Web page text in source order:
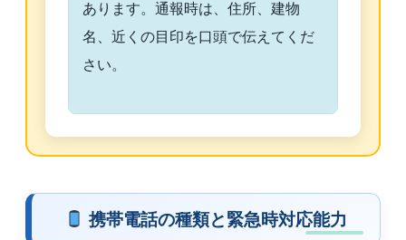
あります。通報時は、住所、建物
名、近くの目印を口頭で伝えてくだ
さい。
携帯電話の種類と緊急時対応能力